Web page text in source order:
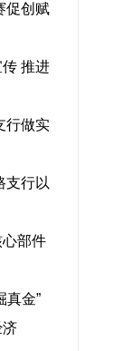
促创赋
推进
行做实
支行以
部件
真金”
济